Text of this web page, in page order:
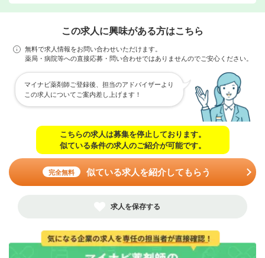
この求人に興味がある方はこちら
無料で求人情報をお問い合わせいただけます。
薬局・病院等への直接応募・問い合わせではありませんのでご安心ください。
マイナビ薬剤師ご登録後、担当のアドバイザーより
この求人についてご案内差し上げます！
こちらの求人は募集を停止しております。
似ている条件の求人のご紹介が可能です。
完全無料 似ている求人を紹介してもらう
求人を保存する